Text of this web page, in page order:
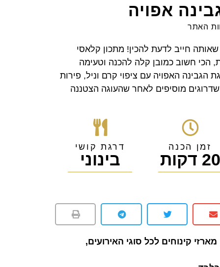
אפויה
האתר
שאותה חייב לדעת להכין! מתכון קלאסי
הכי חשוב כמובן קלה להכנה וטעימה
האפויה עם ציפוי קרם וניל, פירות
מוסיפים לאחר שהעוגה הצטננה
זמן הכנה
20 דקות
דרגת קושי
בינוני
קינוחים לכל סוגי האירועים,